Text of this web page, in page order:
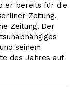
er bereits für die
Zeitung,
Zeitung. Der
seinem
des Jahres auf